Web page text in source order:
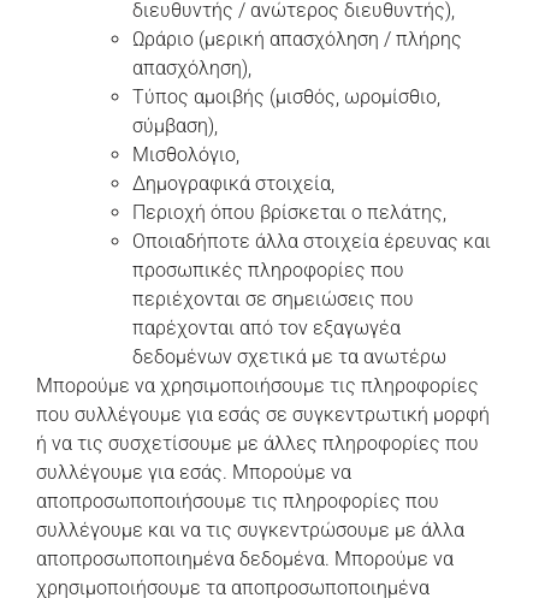
διευθυντής / ανώτερος διευθυντής),
Ωράριο (μερική απασχόληση / πλήρης
απασχόληση),
Τύπος αμοιβής (μισθός, ωρομίσθιο,
σύμβαση),
Μισθολόγιο,
Δημογραφικά στοιχεία,
Περιοχή όπου βρίσκεται ο πελάτης,
Οποιαδήποτε άλλα στοιχεία έρευνας και
προσωπικές πληροφορίες που
περιέχονται σε σημειώσεις που
παρέχονται από τον εξαγωγέα
δεδομένων σχετικά με τα ανωτέρω
Μπορούμε να χρησιμοποιήσουμε τις πληροφορίες
που συλλέγουμε για εσάς σε συγκεντρωτική μορφή
ή να τις συσχετίσουμε με άλλες πληροφορίες που
συλλέγουμε για εσάς. Μπορούμε να
αποπροσωποποιήσουμε τις πληροφορίες που
συλλέγουμε και να τις συγκεντρώσουμε με άλλα
αποπροσωποποιημένα δεδομένα. Μπορούμε να
χρησιμοποιήσουμε τα αποπροσωποποιημένα